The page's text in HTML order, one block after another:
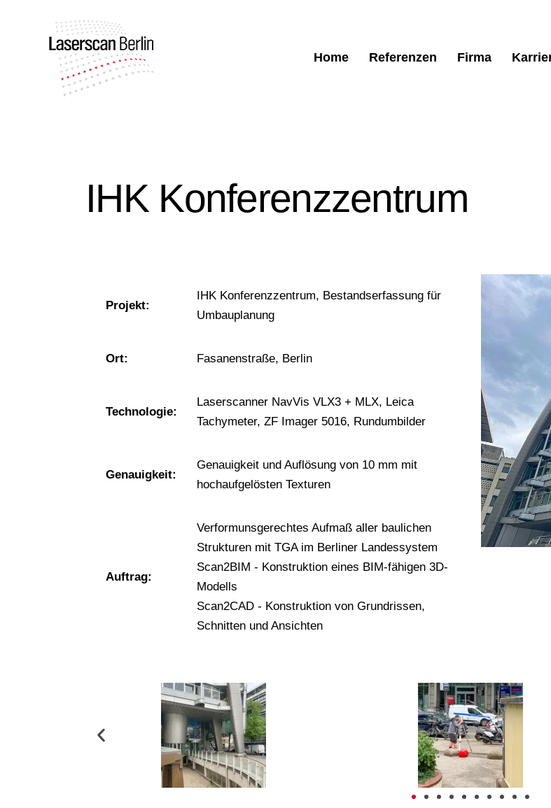
Home Referenzen Firma
IHK Konferenzzentrum
Projekt:
IHK Konferenzzentrum, Bestandserfassung für
Umbauplanung
Ort: Fasanenstraße, Berlin
Technologie:
Laserscanner NavVis VLX3 + MLX, Leica
Tachymeter, ZF Imager 5016, Rundumbilder
Genauigkeit:
Genauigkeit und Auflösung von 10 mm mit
hochaufgelösten Texturen
Auftrag:
Verformunsgerechtes Aufmaß aller baulichen
Strukturen mit TGA im Berliner Landessystem
Scan2BIM - Konstruktion eines BIM-fähigen 3D-
Modells
Scan2CAD - Konstruktion von Grundrissen,
Schnitten und Ansichten